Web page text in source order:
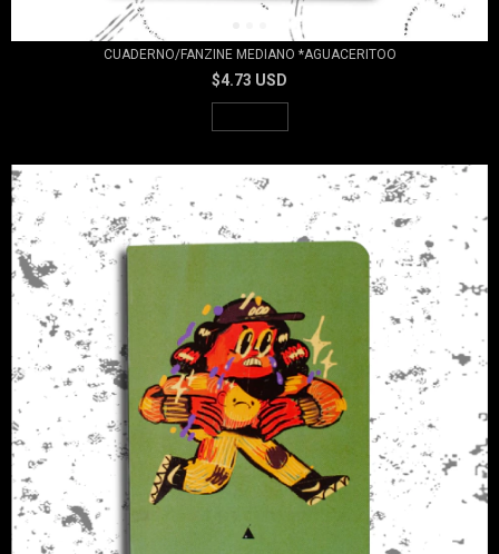
CUADERNO/FANZINE MEDIANO *AGUACERITOO
$4.73 USD